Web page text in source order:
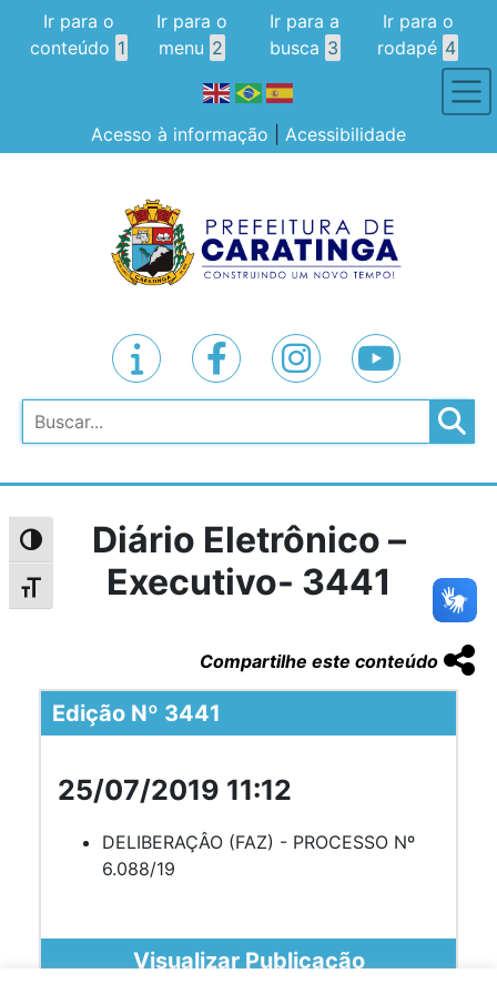
Alternar alto contraste
Alternar tamanho da fonte
Ir para o
conteúdo 1
Ir para o
menu 2
Ir para a
busca 3
Ir para o
rodapé 4
Acesso à informação Acessibilidade
Pesquisar
Diário Eletrônico –
Executivo- 3441
Compartilhe este conteúdo
Edição Nº 3441
25/07/2019 11:12
DELIBERAÇÂO (FAZ) - PROCESSO Nº
6.088/19
Visualizar Publicação